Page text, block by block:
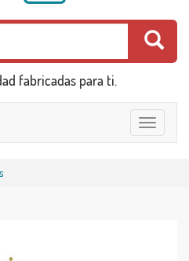
fabricadas para ti.
Toggle
navigation